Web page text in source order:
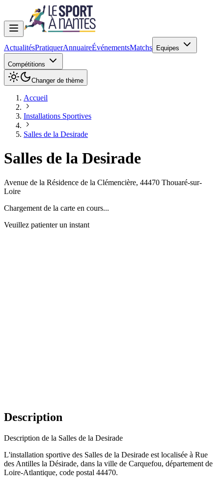
ActualitésPratiquerAnnuaireÉvénementsMatchs Equipes
Compétitions
Changer de thème
Accueil
Installations Sportives
Salles de la Desirade
Salles de la Desirade
Avenue de la Résidence de la Clémencière, 44470 Thouaré-sur-
Loire
Chargement de la carte en cours...
Veuillez patienter un instant
Description
Description de la Salles de la Desirade
L'installation sportive des Salles de la Desirade est localisée à Rue
des Antilles la Désirade, dans la ville de Carquefou, département de
Loire-Atlantique, code postal 44470.